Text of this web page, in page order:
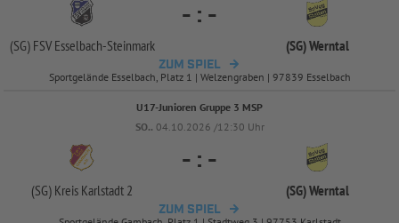
(SG) FSV Esselbach-Steinmark
- : -
(SG) Werntal
ZUM SPIEL
Sportgelände Esselbach, Platz 1 | Welzengraben | 97839 Esselbach
U17-Junioren Gruppe 3 MSP
SO.. 04.10.2026 /12:30 Uhr
(SG) Kreis Karlstadt 2
- : -
(SG) Werntal
ZUM SPIEL